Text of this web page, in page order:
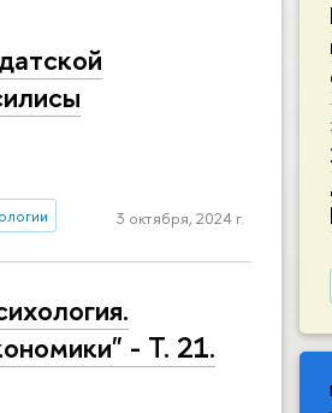
3 октября, 2024 г.
- Т. 21.